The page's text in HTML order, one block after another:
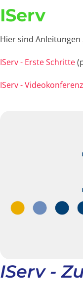
IServ
Hier sind
IServ - Erste Schritte
IServ - Videokonferenz
IServ -